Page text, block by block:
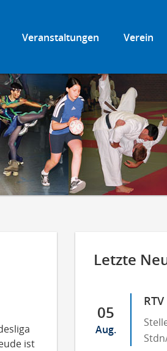
Verein
Veranstaltungen
ist
Letzte
05
Aug.